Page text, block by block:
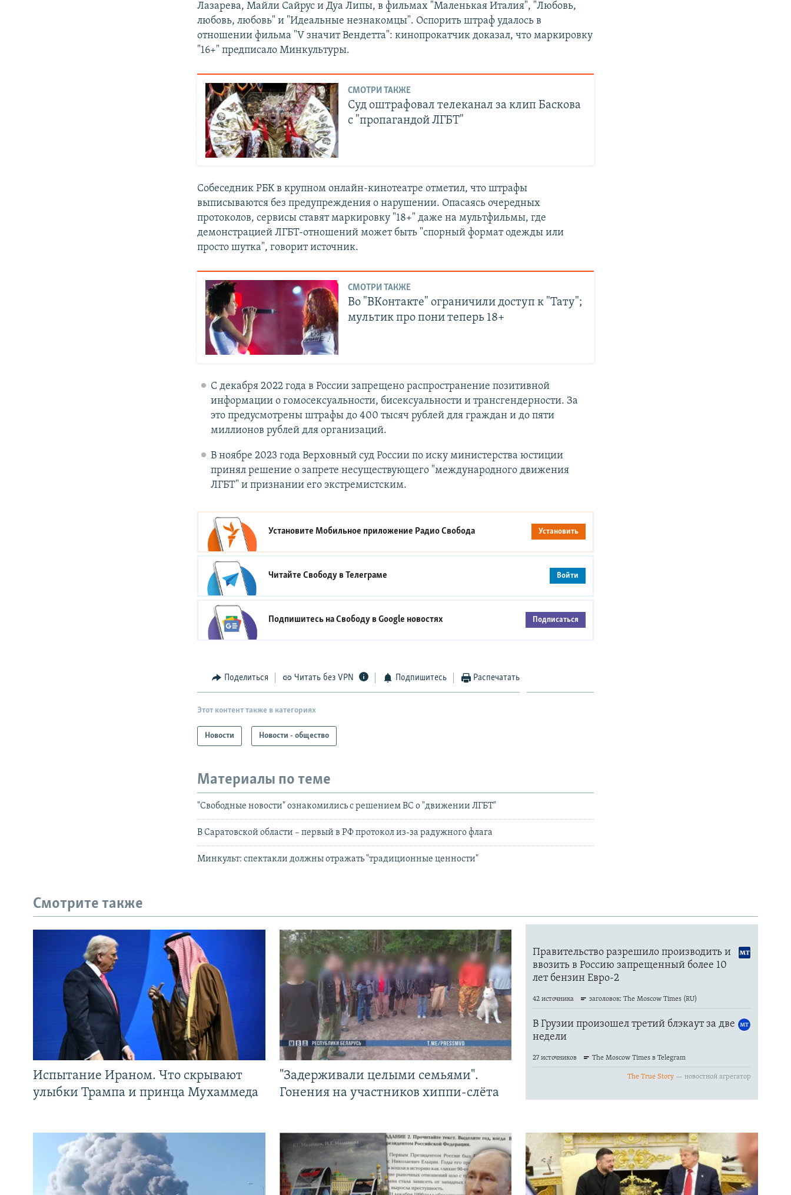
Лазарева, Майли Сайрус и Дуа Липы, в фильмах "Маленькая Италия", "Любовь,
любовь, любовь" и "Идеальные незнакомцы". Оспорить штраф удалось в
отношении фильма "V значит Вендетта": кинопрокатчик доказал, что маркировку
"16+" предписало Минкультуры.
СМОТРИ ТАКЖЕ
Суд оштрафовал телеканал за клип Баскова
с "пропагандой ЛГБТ"
Собеседник РБК в крупном онлайн-кинотеатре отметил, что штрафы
выписываются без предупреждения о нарушении. Опасаясь очередных
протоколов, сервисы ставят маркировку "18+" даже на мультфильмы, где
демонстрацией ЛГБТ-отношений может быть "спорный формат одежды или
просто шутка", говорит источник.
СМОТРИ ТАКЖЕ
Во "ВКонтакте" ограничили доступ к "Тату";
мультик про пони теперь 18+
С декабря 2022 года в России запрещено распространение позитивной
информации о гомосексуальности, бисексуальности и трансгендерности. За
это предусмотрены штрафы до 400 тысяч рублей для граждан и до пяти
миллионов рублей для организаций.
В ноябре 2023 года Верховный суд России по иску министерства юстиции
принял решение о запрете несуществующего "международного движения
ЛГБТ" и признании его экстремистским.
Установите Мобильное приложение Радио Свобода Установить
Читайте Свободу вТелеграме Войти
Подпишитесь на Свободу вGoogle новостях Подписаться
Поделиться Читать без VPN Подпишитесь Распечатать
Этот контент также в категориях
Новости Новости - общество
Материалы по теме
"Свободные новости" ознакомились с решением ВС о "движении ЛГБТ"
В Саратовской области – первый в РФ протокол из-за радужного флага
Минкульт: спектакли должны отражать "традиционные ценности"
Смотрите также
Испытание Ираном. Что скрывают
улыбки Трампа и принца Мухаммеда
"Задерживали целыми семьями".
Гонения на участников хиппи-слёта